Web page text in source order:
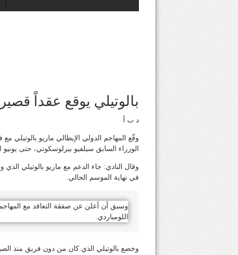
بالوتيلي يوقع عقداً
د ب أ
وقّع المهاجم الدولي الإيطالي ماريو بالوتيلي
الوزراء السابق سيلفيو بيرلوسكوني، حتى
في نهاية الموسم الحالي.
وسبق أن أعلن عن صفقة التعاقد مع المهاجم
اللومباردي.
وخضع بالوتيلي الذي كان من دون فريق منذ